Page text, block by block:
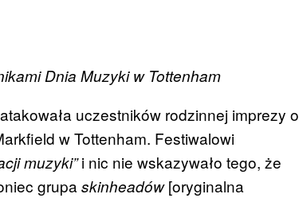
Dnia Muzyki w Tottenham
uczestników rodzinnej imprezy o
w Tottenham. Festiwalowi
muzyki”i nic nie wskazywało tego, że
grupa skinheadów[oryginalna